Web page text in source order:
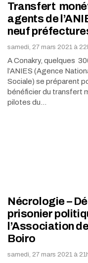
Transfert
agents de
neuf
samedi, 27 mars 2021 à
A Conakry, quelques
l’ANIES (Agence
Sociale) se préparent
bénéficier du transfert
pilotes du…
Nécrologie –
prisonier
l’Association
Boiro
samedi, 27 mars 2021 à